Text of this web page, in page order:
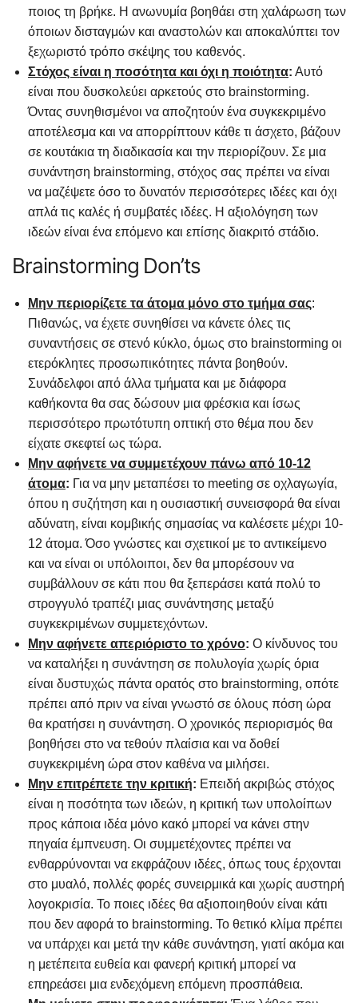
ποιος τη βρήκε. Η ανωνυμία βοηθάει στη χαλάρωση των
όποιων δισταγμών και αναστολών και αποκαλύπτει τον
ξεχωριστό τρόπο σκέψης του καθενός.
Στόχος είναι η ποσότητα και όχι η ποιότητα: Αυτό
είναι που δυσκολεύει αρκετούς στο brainstorming.
Όντας συνηθισμένοι να αποζητούν ένα συγκεκριμένο
αποτέλεσμα και να απορρίπτουν κάθε τι άσχετο, βάζουν
σε κουτάκια τη διαδικασία και την περιορίζουν. Σε μια
συνάντηση brainstorming, στόχος σας πρέπει να είναι
να μαζέψετε όσο το δυνατόν περισσότερες ιδέες και όχι
απλά τις καλές ή συμβατές ιδέες. Η αξιολόγηση των
ιδεών είναι ένα επόμενο και επίσης διακριτό στάδιο.
Brainstorming Don’ts
Μην περιορίζετε τα άτομα μόνο στο τμήμα σας:
Πιθανώς, να έχετε συνηθίσει να κάνετε όλες τις
συναντήσεις σε στενό κύκλο, όμως στο brainstorming οι
ετερόκλητες προσωπικότητες πάντα βοηθούν.
Συνάδελφοι από άλλα τμήματα και με διάφορα
καθήκοντα θα σας δώσουν μια φρέσκια και ίσως
περισσότερο πρωτότυπη οπτική στο θέμα που δεν
είχατε σκεφτεί ως τώρα.
Μην αφήνετε να συμμετέχουν πάνω από 10-12
άτομα: Για να μην μεταπέσει το meeting σε οχλαγωγία,
όπου η συζήτηση και η ουσιαστική συνεισφορά θα είναι
αδύνατη, είναι κομβικής σημασίας να καλέσετε μέχρι 10-
12 άτομα. Όσο γνώστες και σχετικοί με το αντικείμενο
και να είναι οι υπόλοιποι, δεν θα μπορέσουν να
συμβάλλουν σε κάτι που θα ξεπεράσει κατά πολύ το
στρογγυλό τραπέζι μιας συνάντησης μεταξύ
συγκεκριμένων συμμετεχόντων.
Μην αφήνετε απεριόριστο το χρόνο: Ο κίνδυνος του
να καταλήξει η συνάντηση σε πολυλογία χωρίς όρια
είναι δυστυχώς πάντα ορατός στο brainstorming, οπότε
πρέπει από πριν να είναι γνωστό σε όλους πόση ώρα
θα κρατήσει η συνάντηση. Ο χρονικός περιορισμός θα
βοηθήσει στο να τεθούν πλαίσια και να δοθεί
συγκεκριμένη ώρα στον καθένα να μιλήσει.
Μην επιτρέπετε την κριτική: Επειδή ακριβώς στόχος
είναι η ποσότητα των ιδεών, η κριτική των υπολοίπων
προς κάποια ιδέα μόνο κακό μπορεί να κάνει στην
πηγαία έμπνευση. Οι συμμετέχοντες πρέπει να
ενθαρρύνονται να εκφράζουν ιδέες, όπως τους έρχονται
στο μυαλό, πολλές φορές συνειρμικά και χωρίς αυστηρή
λογοκρισία. Το ποιες ιδέες θα αξιοποιηθούν είναι κάτι
που δεν αφορά το brainstorming. Το θετικό κλίμα πρέπει
να υπάρχει και μετά την κάθε συνάντηση, γιατί ακόμα και
η μετέπειτα ευθεία και φανερή κριτική μπορεί να
επηρεάσει μια ενδεχόμενη επόμενη προσπάθεια.